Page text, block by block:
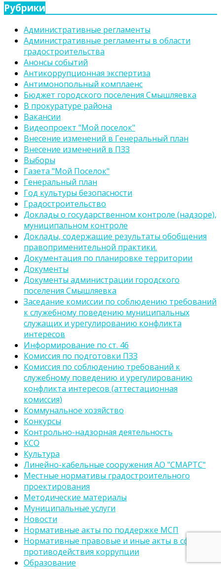
Рубрики
Административные регламенты
Административные регламенты в области
градостроительства
Анонсы событий
Антикоррупционная экспертиза
Антимонопольный комплаенс
Бюджет городского поселения Смышляевка
В прокуратуре района
Вакансии
Видеопроект "Мой поселок"
Внесение изменений в Генеральный план
Внесение изменений в ПЗЗ
Выборы
Газета "Мой Поселок"
Генеральный план
Год культуры безопасности
Градостроительство
Доклады о государственном контроле (надзоре),
муниципальном контроле
Доклады, содержащие результаты обобщения
правоприменительной практики.
Документация по планировке территории
Документы
Документы администрации городского
поселения Смышляевка
Заседание комиссии по соблюдению требований
к служебному поведению муниципальных
служащих и урегулированию конфликта
интересов
Информирование по ст. 46
Комиссия по подготовки ПЗЗ
Комиссия по соблюдению требований к
служебному поведению и урегулированию
конфликта интересов (аттестационная
комиссия)
Коммунальное хозяйство
Конкурсы
Контрольно-надзорная деятельность
КСО
Культура
Линейно-кабельные сооружения АО "СМАРТС"
Местные нормативы градостроительного
проектирования
Методические материалы
Муниципальные услуги
Новости
Нормативные акты по поддержке МСП
Нормативные правовые и иные акты в сфере
противодействия коррупции
Образование